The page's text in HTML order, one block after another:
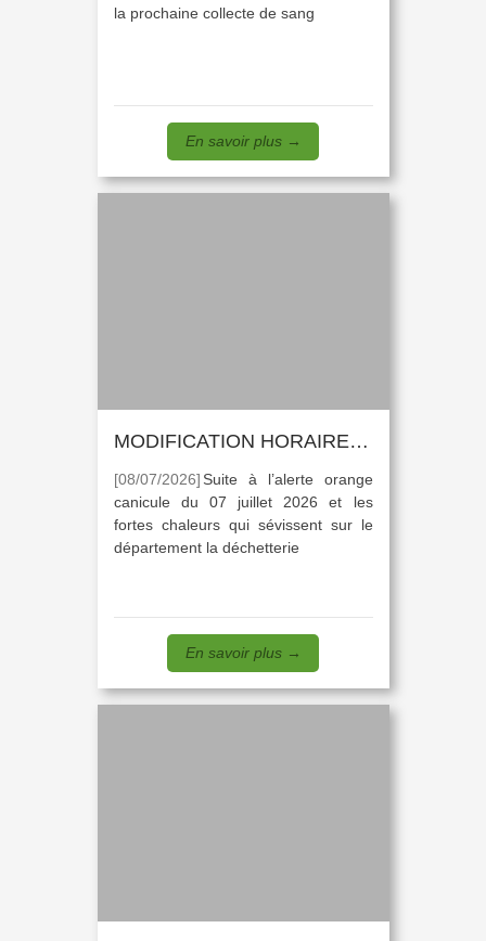
la prochaine collecte de sang
En savoir plus →
MODIFICATION HORAIRES DÉCHETTERIE
[08/07/2026] Suite à l’alerte orange
canicule du 07 juillet 2026 et les
fortes chaleurs qui sévissent sur le
département la déchetterie
En savoir plus →